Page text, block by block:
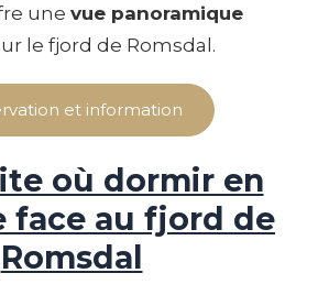
une vue panoramique
le fjord de Romsdal.
et information
où dormir en
face au fjord de
Romsdal